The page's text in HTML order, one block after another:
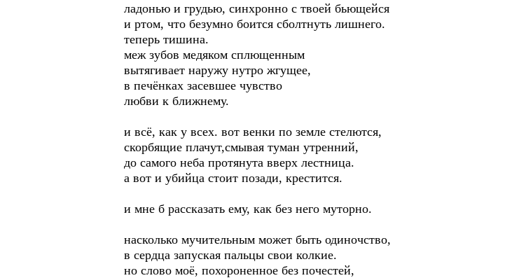
ладонью и грудью, синхронно с твоей бьющейся
и ртом, что безумно боится сболтнуть лишнего.
теперь тишина.
меж зубов медяком сплющенным
вытягивает наружу нутро жгущее,
в печёнках засевшее чувство
любви к ближнему.
и всё, как у всех. вот венки по земле стелются,
скорбящие плачут,смывая туман утренний,
до самого неба протянута вверх лестница.
а вот и убийца стоит позади, крестится.
и мне б рассказать ему, как без него муторно.
насколько мучительным может быть одиночство,
в сердца запуская пальцы свои колкие.
но слово моё, похороненное без почестей,